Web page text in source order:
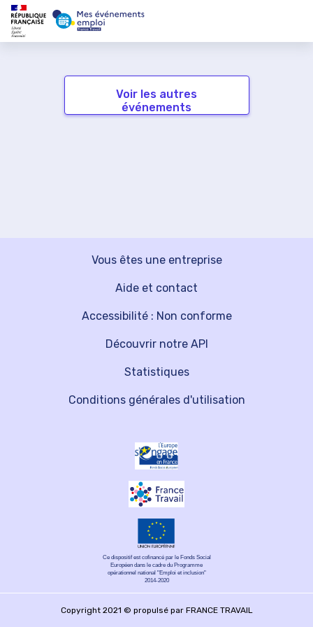
Voir les autres
événements
Vous êtes une entreprise
Découvrir notre API
Aide et contact
Statistiques
Accessibilité : Non conforme
Conditions générales d'utilisation
Ce dispositif est cofinancé par le Fonds Social
Européen dans le cadre du Programme
opérationnel national "Emploi et inclusion"
2014-2020
Copyright 2021 © propulsé par FRANCE TRAVAIL